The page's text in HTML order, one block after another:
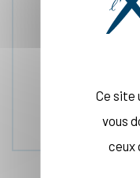
Ce site
vous
ceux